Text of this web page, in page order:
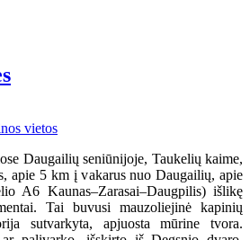
vietos
Daugailių seniūnijoje, Taukelių kaime,
apie 5 km į vakarus nuo Daugailių, apie
A6 Kaunas–Zarasai–Daugpilis) išlikę
Tai buvusi mauzoliejinė kapinių
sutvarkyta, apjuosta mūrine tvora.